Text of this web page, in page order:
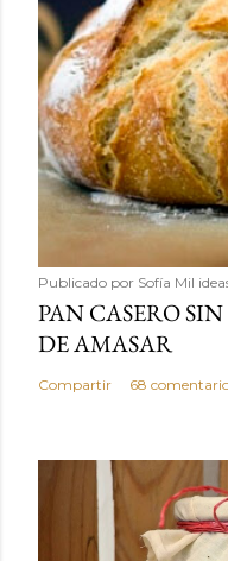
Publicado por Sofía Mil
PAN CASERO
DE AMASAR
Compartir 68